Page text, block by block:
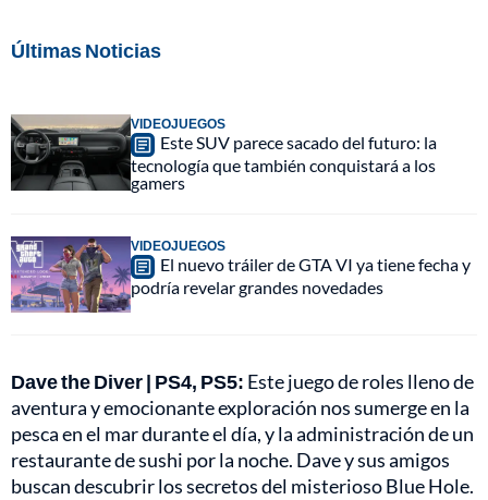
Últimas Noticias
VIDEOJUEGOS
Este SUV parece sacado del futuro: la
tecnología que también conquistará a los
gamers
VIDEOJUEGOS
El nuevo tráiler de GTA VI ya tiene fecha y
podría revelar grandes novedades
Dave the Diver | PS4, PS5: Este juego de roles lleno de
aventura y emocionante exploración nos sumerge en la
pesca en el mar durante el día, y la administración de un
restaurante de sushi por la noche. Dave y sus amigos
buscan descubrir los secretos del misterioso Blue Hole.